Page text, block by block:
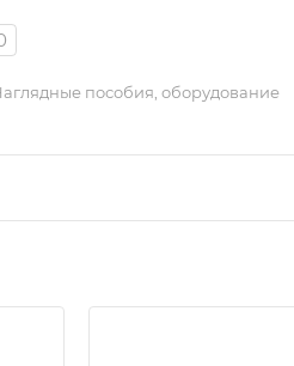
пособия, оборудование